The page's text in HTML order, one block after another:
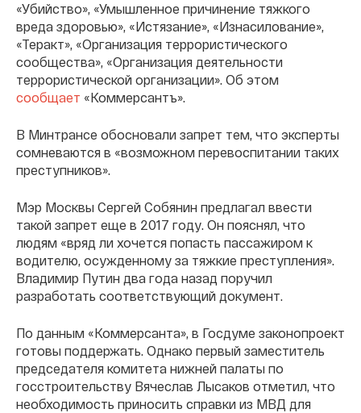
«Убийство», «Умышленное причинение тяжкого
вреда здоровью», «Истязание», «Изнасилование»,
«Теракт», «Организация террористического
сообщества», «Организация деятельности
террористической организации». Об этом
сообщает «Коммерсантъ».
В Минтрансе обосновали запрет тем, что эксперты
сомневаются в «возможном перевоспитании таких
преступников».
Мэр Москвы Сергей Собянин предлагал ввести
такой запрет еще в 2017 году. Он пояснял, что
людям «вряд ли хочется попасть пассажиром к
водителю, осужденному за тяжкие преступления».
Владимир Путин два года назад поручил
разработать соответствующий документ.
По данным «Коммерсанта», в Госдуме законопроект
готовы поддержать. Однако первый заместитель
председателя комитета нижней палаты по
госстроительству Вячеслав Лысаков отметил, что
необходимость приносить справки из МВД для